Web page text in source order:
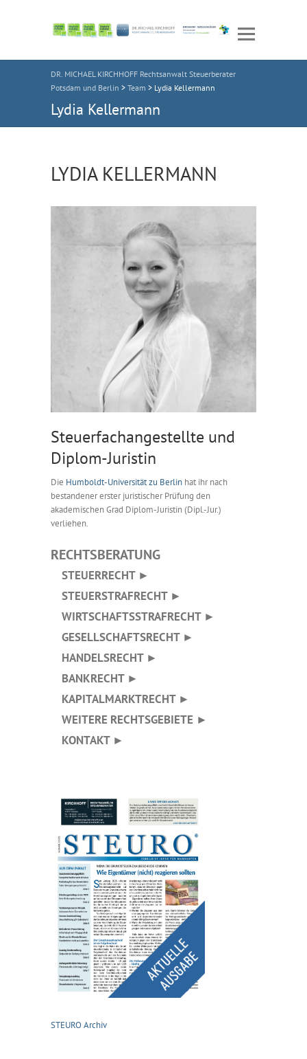
DR. MICHAEL KIRCHHOFF Rechtsanwalt Steuerberater
Potsdam und Berlin > Team > Lydia Kellermann
Lydia Kellermann
LYDIA KELLERMANN
Steuerfachangestellte und
Diplom-Juristin
Die Humboldt-Universität zu Berlin hat ihr nach
bestandener erster juristischer Prüfung den
akademischen Grad Diplom-Juristin (Dipl.-Jur.)
verliehen.
RECHTSBERATUNG
STEUERRECHT ►
STEUERSTRAFRECHT ►
WIRTSCHAFTSSTRAFRECHT ►
GESELLSCHAFTSRECHT ►
HANDELSRECHT ►
BANKRECHT ►
KAPITALMARKTRECHT ►
WEITERE RECHTSGEBIETE ►
KONTAKT ►
STEURO Archiv